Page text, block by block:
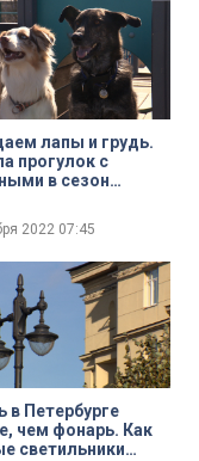
лапы и грудь.
прогулок с
в сезон
2022 07:45
в Петербурге
чем фонарь. Как
светильники